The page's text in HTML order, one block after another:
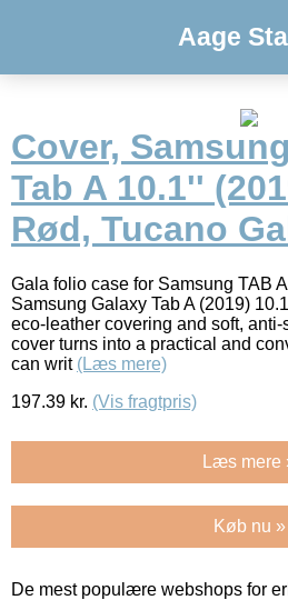
Aage
Cover,
Tab A 10.1''
Rød, Tucano
Gala folio case for Samsung TAB
Samsung Galaxy Tab A (2019)
eco-leather covering and soft,
cover turns into a practical and
can writ (Læs mere)
197.39 kr. (Vis fragtpris)
Læs mere
Køb nu »
De mest populære webshops for